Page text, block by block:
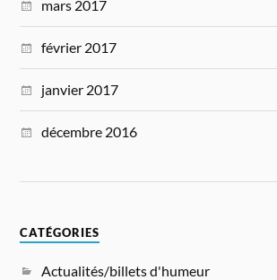
mars 2017
février 2017
janvier 2017
décembre 2016
CATÉGORIES
Actualités/billets d'humeur